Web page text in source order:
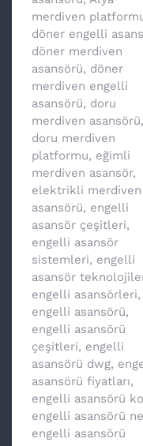
merdiven
döner engelli
döner merdiven
asansörü, döner
merdiven engelli
asansörü, doru
merdiven asansörü,
doru merdiven
platformu, eğimli
merdiven asansör,
elektrikli merdiven
asansörü, engelli
asansör çeşitleri,
engelli asansör
sistemleri, engelli
asansör
engelli asansörleri,
engelli asansörü,
engelli asansörü
çeşitleri, engelli
asansörü dwg,
asansörü fiyatları,
engelli asansörü
engelli asansörü
engelli asansörü